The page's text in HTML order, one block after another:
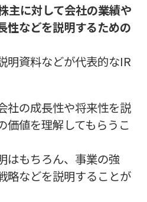
主に対して会社の業績や
性などを説明するための
明資料などが代表的なIR
社の成長性や将来性を説
価値を理解してもらうこ
はもちろん、事業の強
略などを説明することが